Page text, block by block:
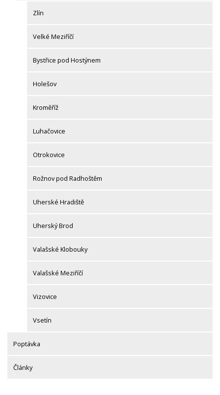
Zlín
Velké Meziříčí
Bystřice pod Hostýnem
Holešov
Kroměříž
Luhačovice
Otrokovice
Rožnov pod Radhoštěm
Uherské Hradiště
Uherský Brod
Valašské Klobouky
Valašské Meziříčí
Vizovice
Vsetín
Poptávka
Články